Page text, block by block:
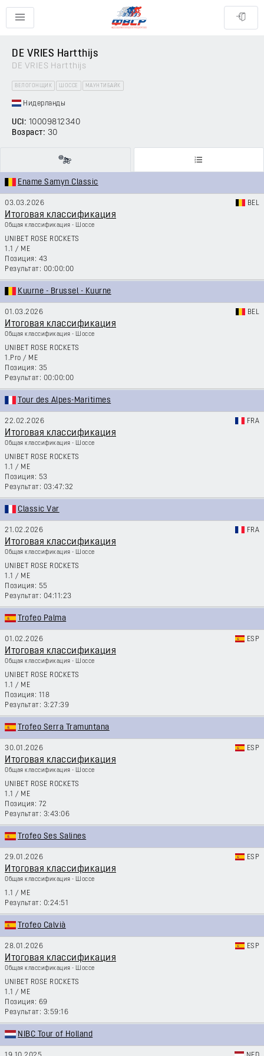
DE VRIES Hartthijs
DE VRIES Hartthijs
ВЕЛОГОНЩИК ШОССЕ МАУНТИБАЙК
Нидерланды
UCI: 10009812340
Возраст: 30
Ename Samyn Classic
03.03.2026 BEL
Итоговая классификация
Общая классификация - Шоссе
UNIBET ROSE ROCKETS
1.1 / ME
43
00:00:00
Kuurne - Brussel - Kuurne
01.03.2026 BEL
Итоговая классификация
Общая классификация - Шоссе
UNIBET ROSE ROCKETS
1.Pro / ME
35
00:00:00
Tour des Alpes-Maritimes
22.02.2026 FRA
Итоговая классификация
Общая классификация - Шоссе
UNIBET ROSE ROCKETS
1.1 / ME
53
03:47:32
Classic Var
21.02.2026 FRA
Итоговая классификация
Общая классификация - Шоссе
UNIBET ROSE ROCKETS
1.1 / ME
55
04:11:23
Trofeo Palma
01.02.2026 ESP
Итоговая классификация
Общая классификация - Шоссе
UNIBET ROSE ROCKETS
1.1 / ME
118
3:27:39
Trofeo Serra Tramuntana
30.01.2026 ESP
Итоговая классификация
Общая классификация - Шоссе
UNIBET ROSE ROCKETS
1.1 / ME
72
3:43:06
Trofeo Ses Salines
29.01.2026 ESP
Итоговая классификация
Общая классификация - Шоссе
1.1 / ME
0:24:51
Trofeo Calvià
28.01.2026 ESP
Итоговая классификация
Общая классификация - Шоссе
UNIBET ROSE ROCKETS
1.1 / ME
69
3:59:16
NIBC Tour of Holland